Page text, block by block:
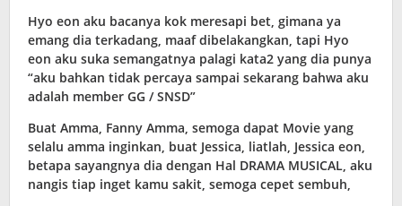
Hyo eon aku bacanya kok meresapi bet, gimana ya
emang dia terkadang, maaf dibelakangkan, tapi Hyo
eon aku suka semangatnya palagi kata2 yang dia punya
“aku bahkan tidak percaya sampai sekarang bahwa aku
adalah member GG / SNSD”
Buat Amma, Fanny Amma, semoga dapat Movie yang
selalu amma inginkan, buat Jessica, liatlah, Jessica eon,
betapa sayangnya dia dengan Hal DRAMA MUSICAL, aku
nangis tiap inget kamu sakit, semoga cepet sembuh,